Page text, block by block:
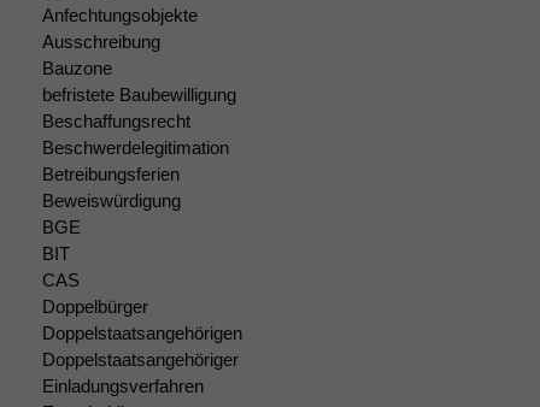
Anfechtungsobjekte
Ausschreibung
Bauzone
befristete Baubewilligung
Beschaffungsrecht
Beschwerdelegitimation
Betreibungsferien
Beweiswürdigung
BGE
BIT
CAS
Doppelbürger
Doppelstaatsangehörigen
Doppelstaatsangehöriger
Einladungsverfahren